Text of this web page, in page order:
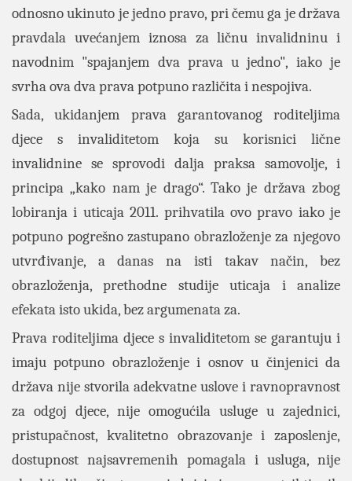
odnosno ukinuto je jedno pravo, pri čemu ga je država
pravdala uvećanjem iznosa za ličnu invalidninu i
navodnim "spajanjem dva prava u jedno", iako je
svrha ova dva prava potpuno različita i nespojiva.
Sada, ukidanjem prava garantovanog roditeljima
djece s invaliditetom koja su korisnici lične
invalidnine se sprovodi dalja praksa samovolje, i
principa „kako nam je drago“. Tako je država zbog
lobiranja i uticaja 2011. prihvatila ovo pravo iako je
potpuno pogrešno zastupano obrazloženje za njegovo
utvrđivanje, a danas na isti takav način, bez
obrazloženja, prethodne studije uticaja i analize
efekata isto ukida, bez argumenata za.
Prava roditeljima djece s invaliditetom se garantuju i
imaju potpuno obrazloženje i osnov u činjenici da
država nije stvorila adekvatne uslove i ravnopravnost
za odgoj djece, nije omogućila usluge u zajednici,
pristupačnost, kvalitetno obrazovanje i zaposlenje,
dostupnost najsavremenih pomagala i usluga, nije